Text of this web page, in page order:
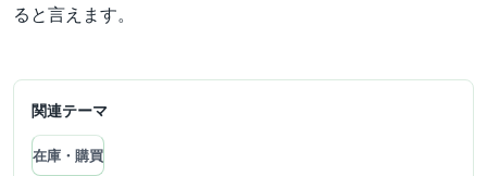
ると言えます。
関連テーマ
在庫・購買